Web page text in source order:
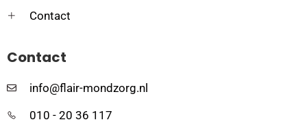
Contact
Contact
info@flair-mondzorg.nl
010 - 20 36 117